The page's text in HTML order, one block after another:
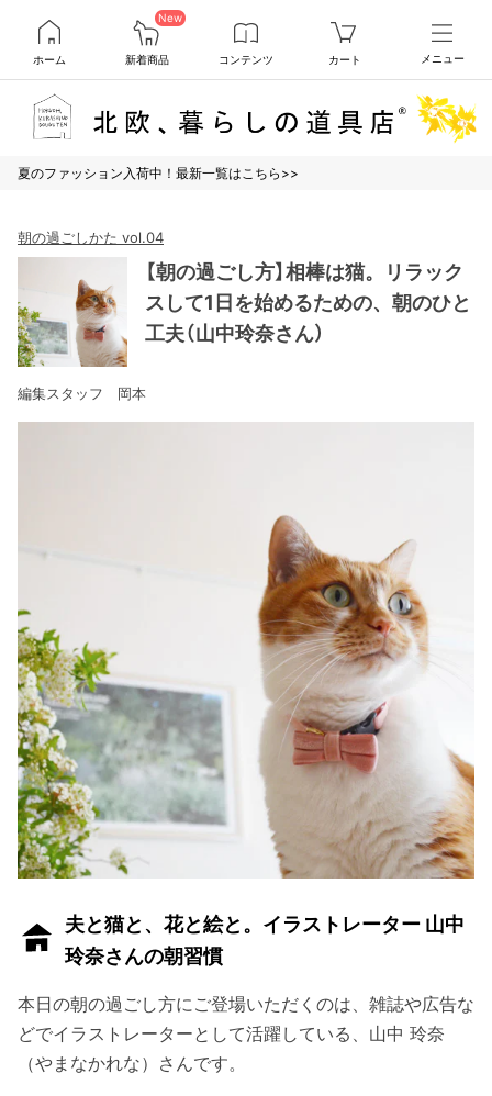
ホーム
New
新着商品 コンテンツ カート メニュー
夏のファッション入荷中！最新一覧はこちら>>
朝の過ごしかた vol.04
【朝の過ごし方】相棒は猫。リラック
スして1日を始めるための、朝のひと
工夫（山中玲奈さん）
編集スタッフ 岡本
夫と猫と、花と絵と。イラストレーター 山中
玲奈さんの朝習慣
本日の朝の過ごし方にご登場いただくのは、雑誌や広告な
どでイラストレーターとして活躍している、山中 玲奈
（やまなかれな）さんです。